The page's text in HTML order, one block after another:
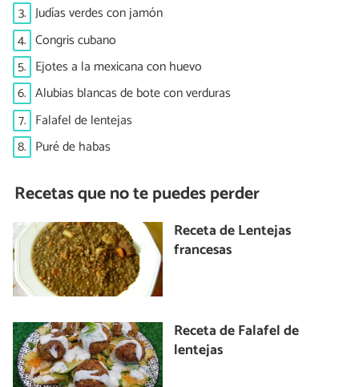
3. Judías verdes con jamón
4. Congris cubano
5. Ejotes a la mexicana con huevo
6. Alubias blancas de bote con verduras
7. Falafel de lentejas
8. Puré de habas
Recetas que no te puedes perder
Receta de Lentejas
francesas
Receta de Falafel de
lentejas